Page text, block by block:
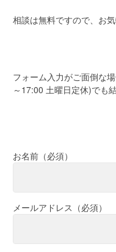
相談は無料ですので、お気
フォーム入力がご面倒な
～17:00 土曜日定休)でも結
お名前（必須）
メールアドレス（必須）